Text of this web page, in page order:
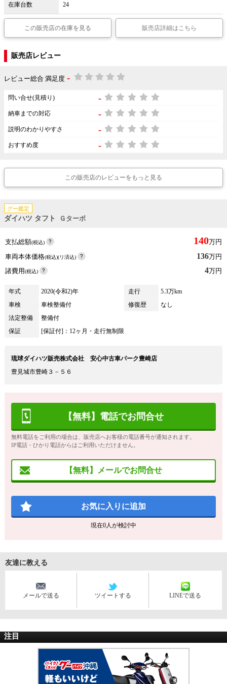
在庫台数 24
この販売店の在庫を見る 販売店詳細はこちら
販売店レビュー
レビュー総合 満足度 -
問い合せ(見積り) -
納車までの対応 -
説明のわかりやすさ -
おすすめ度 -
この販売店のレビューをもっと見る
グー鑑定
ダイハツ タフト Ｇターボ
支払総額(税込) 140万円
車両本体価格(税込)(リ済込) 136万円
諸費用(税込) 4万円
年式 2020(令和2)年 走行
5.3万km
車検
車検整備付 修復歴
なし
法定整備
整備付
保証
[保証付]：12ヶ月・走行無制限
琉球ダイハツ販売株式会社 安心中古車パーク豊崎店
豊見城市豊崎３－５６
【無料】電話でお問合せ
無料電話をご利用の場合は、販売店へお客様の電話番号が通知されます。
IP電話・ひかり電話からはご利用いただけません。
【無料】メールでお問合せ
お気に入りに追加
現在0人が検討中
友達に教える
メールで送る ツイートする LINEで送る
注目